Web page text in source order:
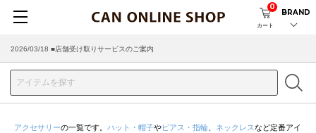
カート
0
BRAND
2026/03/18 ■店舗受け取りサービスのご案内
アクセサリーの一覧です。 ハット・帽子やピアス・指輪 ネックレスなど定番アイ